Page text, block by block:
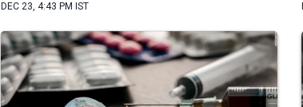
DEC 23, 4:43 PM IST